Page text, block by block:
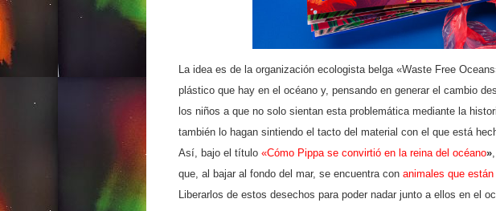
La idea es de la organización ecologista belga «Waste Free
plástico que hay en el océano y, pensando en generar el cambio
los niños a que no solo sientan esta problemática mediante la
también lo hagan sintiendo el tacto del material con el que está
Así, bajo el título «Cómo Pippa se convirtió en la reina del océano»
que, al bajar al fondo del mar, se encuentra con animales que
Liberarlos de estos desechos para poder nadar junto a ellos en el